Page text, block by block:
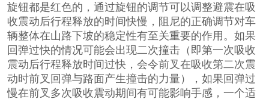
旋钮都是红色的，通过旋钮的调节可以调整避震在吸
收震动后行程释放的时间快慢，阻尼的正确调节对车
辆整体在山路下坡的稳定性有至关重要的作用。如果
回弹过快的情况可能会出现二次撞击（即第一次吸收
震动后行程释放时间过快，会令前叉在吸收第二次震
动时前叉回弹与路面产生撞击的力量），如果回弹过
慢在前叉多次吸收震动期间有可能影响手感，一个适